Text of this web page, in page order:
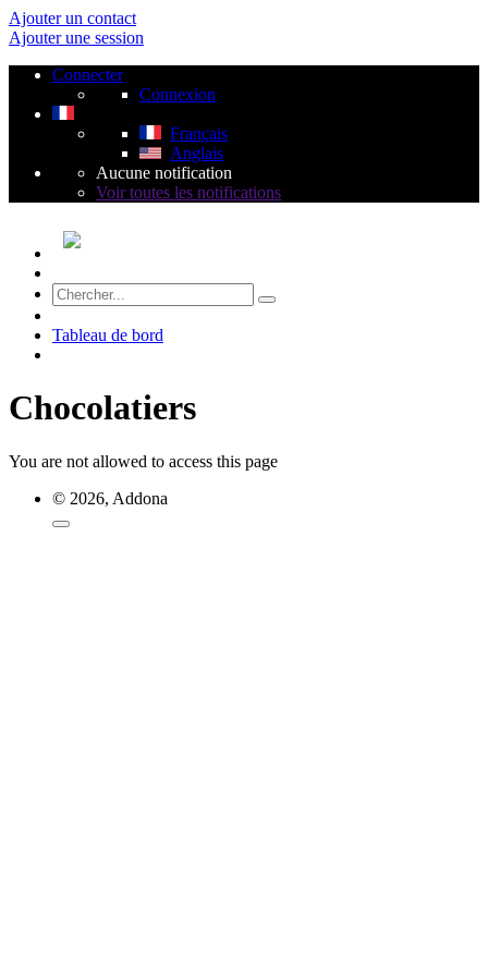
Ajouter un contact
Ajouter une session
Connecter
Connexion
Français
Anglais
Aucune notification
Voir toutes les notifications
Tableau de bord
Chocolatiers
You are not allowed to access this page
© 2026, Addona